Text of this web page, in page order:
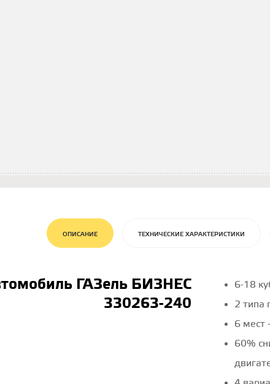
ОПИСАНИЕ ТЕХНИЧЕСКИЕ ХАРАКТЕРИСТИКИ
ГАЗель БИЗНЕС
330263-240
6-18
2 типа
6 мест
60%